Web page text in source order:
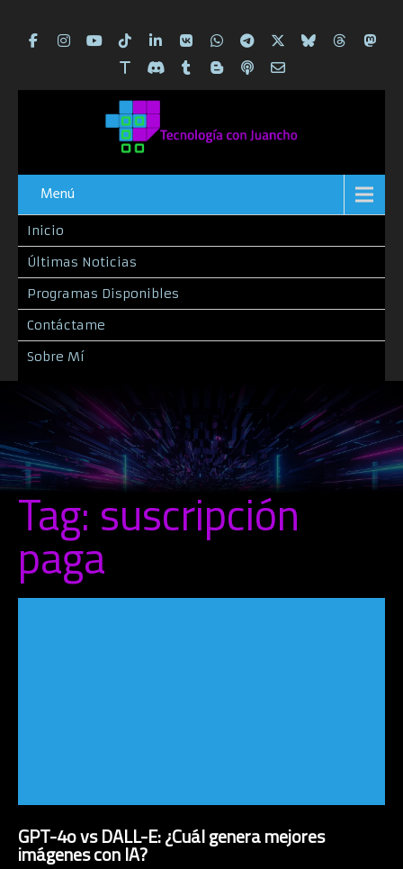
Menú
Inicio
Últimas Noticias
Programas Disponibles
Contáctame
Sobre Mí
Tag: suscripción
paga
GPT-4o vs DALL-E: ¿Cuál genera mejores
imágenes con IA?